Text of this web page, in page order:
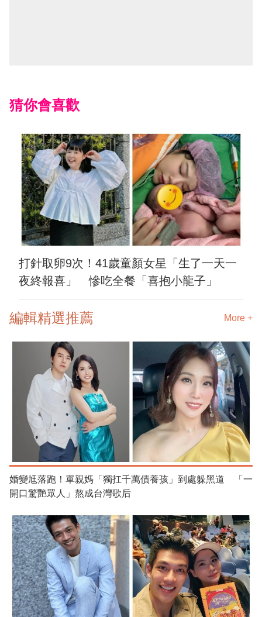
猜你會喜歡
打針取卵9次！41歲童顏女星「生了一天一
夜終報喜」 慘吃全餐「喜抱小龍子」
編輯精選推薦 More +
婚變尪落跑！單親媽「獨扛千萬債養孩」到處躲黑道 「一
開口驚艷眾人」熬成台灣歌后